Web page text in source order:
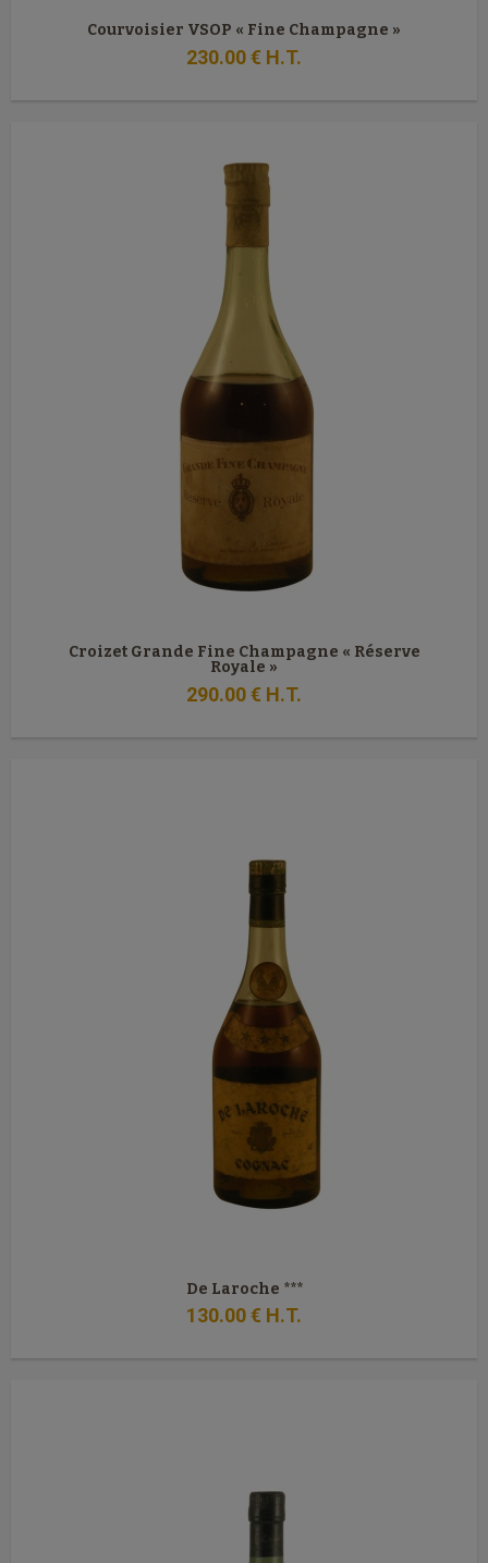
Courvoisier VSOP « Fine Champagne »
230.00€ H.T.
Croizet Grande Fine Champagne « Réserve
Royale »
290.00€ H.T.
De Laroche ***
130.00€ H.T.